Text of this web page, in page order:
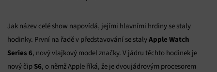
Jak název celé show napovídá, jejími hlavními hrdiny se staly
hodinky. První na řadě v představování se stalyApple Watch
Series 6, nový vlajkový model značky. V jádru těchto hodinek je
nový čip S6, o němž Apple říká, že je dvoujádrovým procesorem